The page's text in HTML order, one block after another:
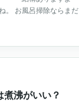
。 お風呂掃除ならまだ
沸がいい？